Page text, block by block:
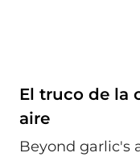
El truco de la
aire
Beyond garlic's